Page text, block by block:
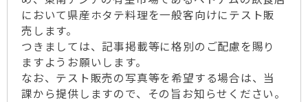
において県産ホタテ料理を一般客向けにテスト販
売します。
つきましては、記事掲載等に格別のご配慮を賜り
ますようお願いします。
なお、テスト販売の写真等を希望する場合は、当
課から提供しますので、その旨お知らせください。